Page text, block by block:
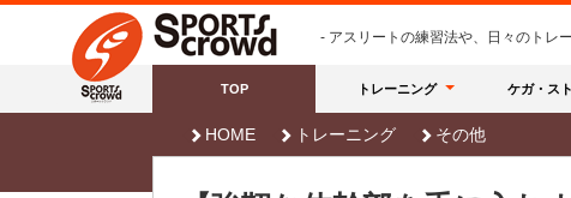
- アスリートの練習法や、日々のトレ
TOP トレーニング ケガ・ス
HOME トレーニング その他